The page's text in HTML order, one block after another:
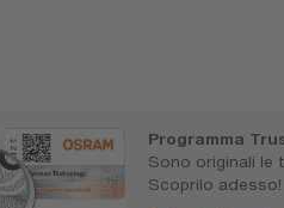
Programma
Sono originali le
Scoprilo adesso!